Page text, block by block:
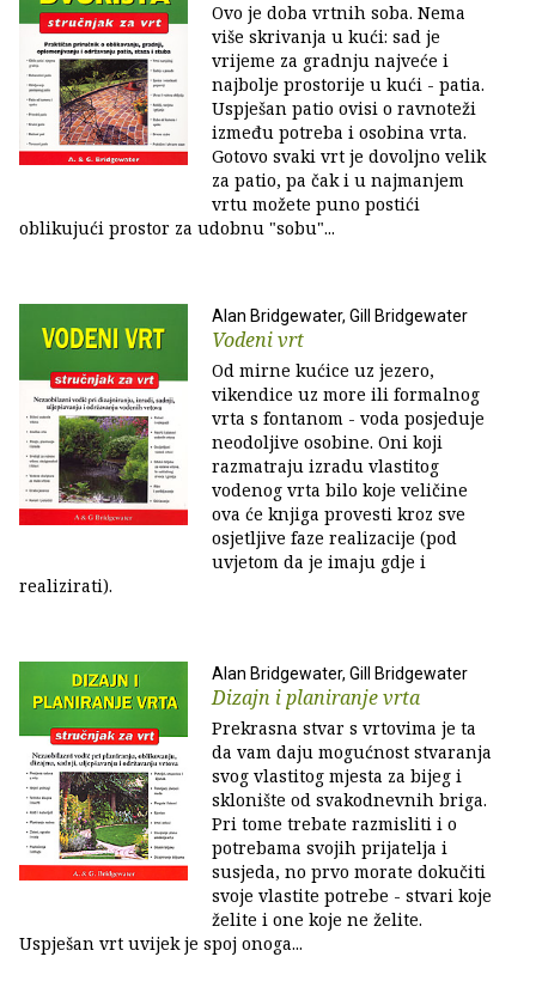
Ovo je doba vrtnih soba. Nema
više skrivanja u kući: sad je
vrijeme za gradnju najveće i
najbolje prostorije u kući - patia.
Uspješan patio ovisi o ravnoteži
između potreba i osobina vrta.
Gotovo svaki vrt je dovoljno velik
za patio, pa čak i u najmanjem
vrtu možete puno postići
oblikujući prostor za udobnu "sobu"...
Alan Bridgewater, Gill Bridgewater
Vodeni vrt
Od mirne kućice uz jezero,
vikendice uz more ili formalnog
vrta s fontanom - voda posjeduje
neodoljive osobine. Oni koji
razmatraju izradu vlastitog
vodenog vrta bilo koje veličine
ova će knjiga provesti kroz sve
osjetljive faze realizacije (pod
uvjetom da je imaju gdje i
realizirati).
Alan Bridgewater, Gill Bridgewater
Dizajn i planiranje vrta
Prekrasna stvar s vrtovima je ta
da vam daju mogućnost stvaranja
svog vlastitog mjesta za bijeg i
sklonište od svakodnevnih briga.
Pri tome trebate razmisliti i o
potrebama svojih prijatelja i
susjeda, no prvo morate dokučiti
svoje vlastite potrebe - stvari koje
želite i one koje ne želite.
Uspješan vrt uvijek je spoj onoga...